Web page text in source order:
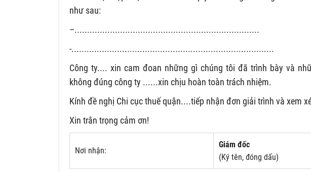
như sau:
–.........................................................................
-................................................................................
Công ty.... xin cam đoan những gì chúng tôi đã trình bày và
không đúng công ty ......xin chịu hoàn toàn trách nhiệm.
Kính đề nghị Chi cục thuế quận....tiếp nhận đơn giải trình và xem
Xin trân trọng cảm ơn!
Nơi nhận:
Giám đốc
(Ký tên, đóng dấu)